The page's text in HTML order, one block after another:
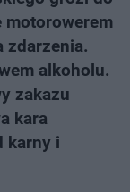
motorowerem
zdarzenia.
alkoholu.
zakazu
kara
karny i